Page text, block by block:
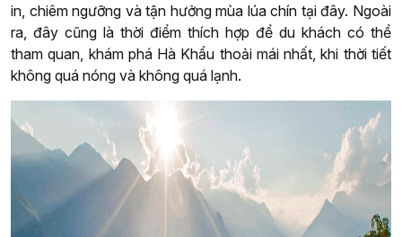
in, chiêm ngưỡng và tận hưởng mùa lúa chín tại đây. Ngoài
ra, đây cũng là thời điểm thích hợp để du khách có thể
tham quan, khám phá Hà Khẩu thoải mái nhất, khi thời tiết
không quá nóng và không quá lạnh.